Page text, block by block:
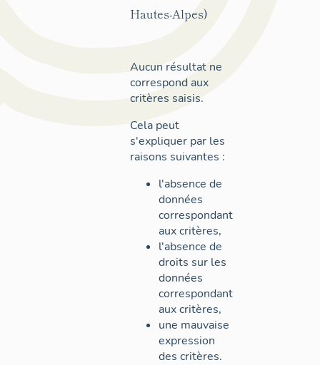
Hautes-Alpes)
Aucun résultat ne
correspond aux
critères saisis.
Cela peut
s'expliquer par les
raisons suivantes :
l'absence de
données
correspondant
aux critères,
l'absence de
droits sur les
données
correspondant
aux critères,
une mauvaise
expression
des critères.